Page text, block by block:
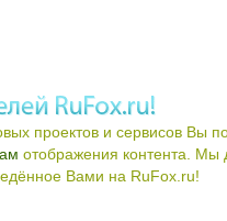
проектов и сервисов Вы
отображения контента. Мы
Вами на RuFox.ru!